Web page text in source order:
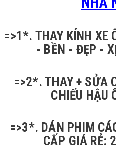
=>1*. THAY KÍNH XE
- BỀN - ĐẸP -
=>2*. THAY + SỬA
CHIẾU HẬU
=>3*. DÁN PHIM
CẤP GIÁ